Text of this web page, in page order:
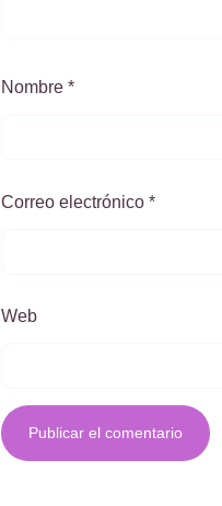
Nombre *
Correo electrónico *
Web